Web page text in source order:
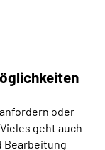
oder
geht auch
Bearbeitung